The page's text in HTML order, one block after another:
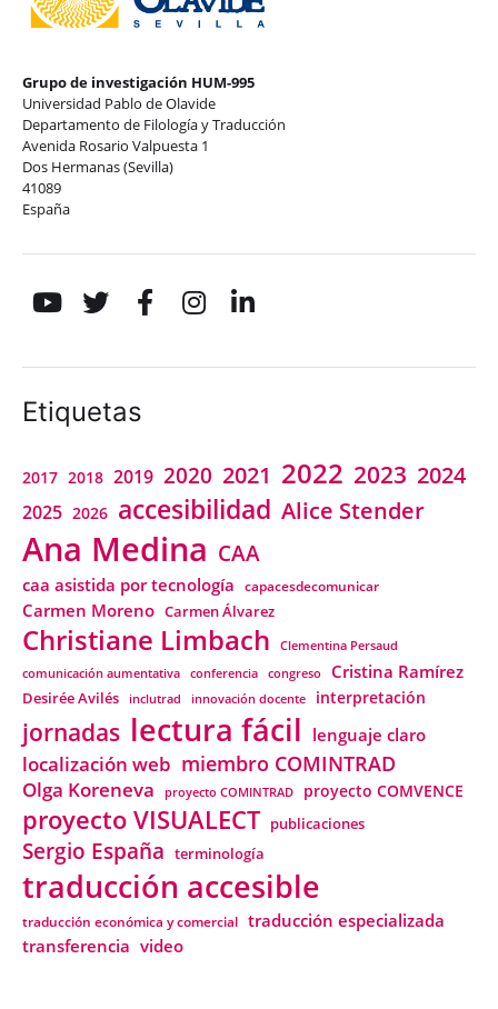
Grupo de investigación HUM-995
Universidad Pablo de Olavide
Departamento de Filología y Traducción
Avenida Rosario Valpuesta 1
Dos Hermanas (Sevilla)
41089
España
Etiquetas
2017 2018 2019 2020 2021 2022 2023 2024
2025 2026 accesibilidad Alice Stender
Ana Medina CAA
caa asistida por tecnología capacesdecomunicar
Carmen Moreno Carmen Álvarez
Christiane Limbach
Clementina Persaud
comunicación aumentativa
conferencia congreso Cristina Ramírez
Desirée Avilés inclutrad innovación docente interpretación
jornadas lectura fácil lenguaje claro
localización web miembro COMINTRAD
Olga Koreneva proyecto COMINTRAD proyecto COMVENCE
proyecto VISUALECT publicaciones
Sergio España terminología
traducción accesible
traducción económica y comercial traducción especializada
transferencia video